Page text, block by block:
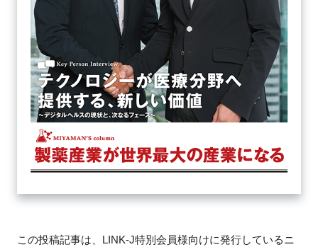
特別会員
施設・アクセス
FAQ
イベントお知らせメール登録
この投稿記事は、LINK-J特別会員様向けに発行しているニ